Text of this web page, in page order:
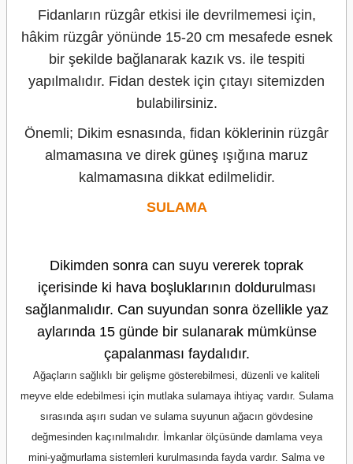
Fidanların rüzgâr etkisi ile devrilmemesi için,
hâkim rüzgâr yönünde 15-20 cm mesafede esnek
bir şekilde bağlanarak kazık vs. ile tespiti
yapılmalıdır. Fidan destek için çıtayı sitemizden
bulabilirsiniz.
Önemli; Dikim esnasında, fidan köklerinin rüzgâr
almamasına ve direk güneş ışığına maruz
kalmamasına dikkat edilmelidir.
SULAMA
Dikimden sonra can suyu vererek toprak
içerisinde ki hava boşluklarının doldurulması
sağlanmalıdır. Can suyundan sonra özellikle yaz
aylarında 15 günde bir sulanarak mümkünse
çapalanması faydalıdır.
Ağaçların sağlıklı bir gelişme gösterebilmesi, düzenli ve kaliteli
meyve elde edebilmesi için mutlaka sulamaya ihtiyaç vardır. Sulama
sırasında aşırı sudan ve sulama suyunun ağacın gövdesine
değmesinden kaçınılmalıdır. İmkanlar ölçüsünde damlama veya
mini-yağmurlama sistemleri kurulmasında fayda vardır. Salma ve